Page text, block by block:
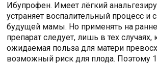
Ибупрофен. Имеет лёгкий
устраняет воспалительный процесс и
будущей мамы. Но применять на
препарат следует, лишь в тех случаях,
ожидаемая польза для матери
возможный риск для плода. Поэтому 1